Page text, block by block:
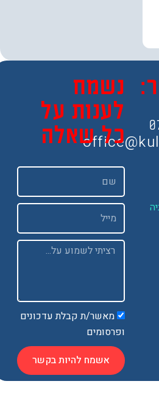
נשמח
לענות על
כל שאלה
Email
Message
מאשר/ת קבלת עדכונים
ופרסומים
אשמח להיות בקשר